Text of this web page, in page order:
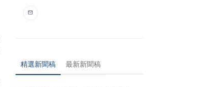
精選新聞稿 最新新聞稿